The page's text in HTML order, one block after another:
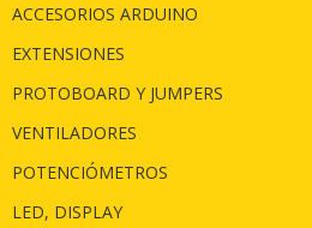
ACCESORIOS ARDUINO
EXTENSIONES
PROTOBOARD Y JUMPERS
VENTILADORES
POTENCIÓMETROS
LED, DISPLAY